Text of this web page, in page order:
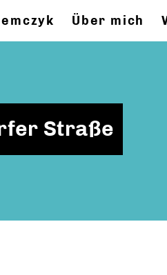
Über mich
Straße